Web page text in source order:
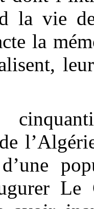
la vie
la
Le